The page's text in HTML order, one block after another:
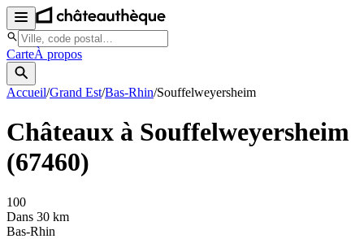
CarteÀ propos
Accueil/Grand Est/Bas-Rhin/Souffelweyersheim
Châteaux à Souffelweyersheim
(67460)
100
Dans 30 km
Bas-Rhin